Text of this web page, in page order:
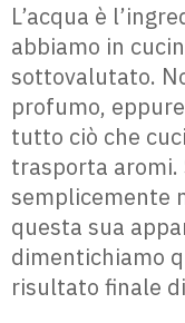
L’acqua è
abbiamo in
sottovalutato.
profumo,
tutto ciò che
trasporta aromi.
semplicemente
questa sua
dimentichiamo
risultato finale